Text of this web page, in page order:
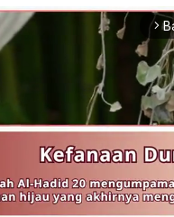
arrow_forward_ios